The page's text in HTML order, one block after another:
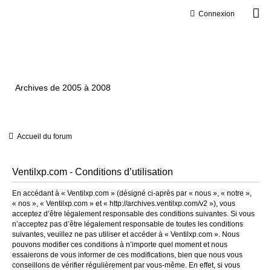
Connexion
Archives de 2005 à 2008
Accueil du forum
Ventilxp.com - Conditions d’utilisation
En accédant à « Ventilxp.com » (désigné ci-après par « nous », « notre »,
« nos », « Ventilxp.com » et « http://archives.ventilxp.com/v2 »), vous
acceptez d’être légalement responsable des conditions suivantes. Si vous
n’acceptez pas d’être légalement responsable de toutes les conditions
suivantes, veuillez ne pas utiliser et accéder à « Ventilxp.com ». Nous
pouvons modifier ces conditions à n’importe quel moment et nous
essaierons de vous informer de ces modifications, bien que nous vous
conseillons de vérifier régulièrement par vous-même. En effet, si vous